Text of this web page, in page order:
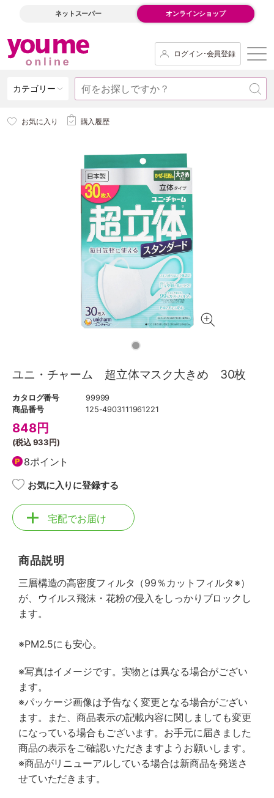
ネットスーパー オンラインショップ
ログイン･会員登録
カテゴリー
お気に入り 購入履歴
ユニ・チャーム 超立体マスク大きめ 30枚
カタログ番号
99999
商品番号
125-4903111961221
848円
(税込933円)
8ポイント
お気に入りに登録する
宅配でお届け
商品説明
三層構造の高密度フィルタ（99％カットフィルタ※）
が、ウイルス飛沫・花粉の侵入をしっかりブロックし
ます。
※PM2.5にも安心。
※写真はイメージです。実物とは異なる場合がござい
ます。
※パッケージ画像は予告なく変更となる場合がござい
ます。また、商品表示の記載内容に関しましても変更
になっている場合もございます。お手元に届きました
商品の表示をご確認いただきますようお願いします。
※商品がリニューアルしている場合は新商品を発送さ
せていただきます。